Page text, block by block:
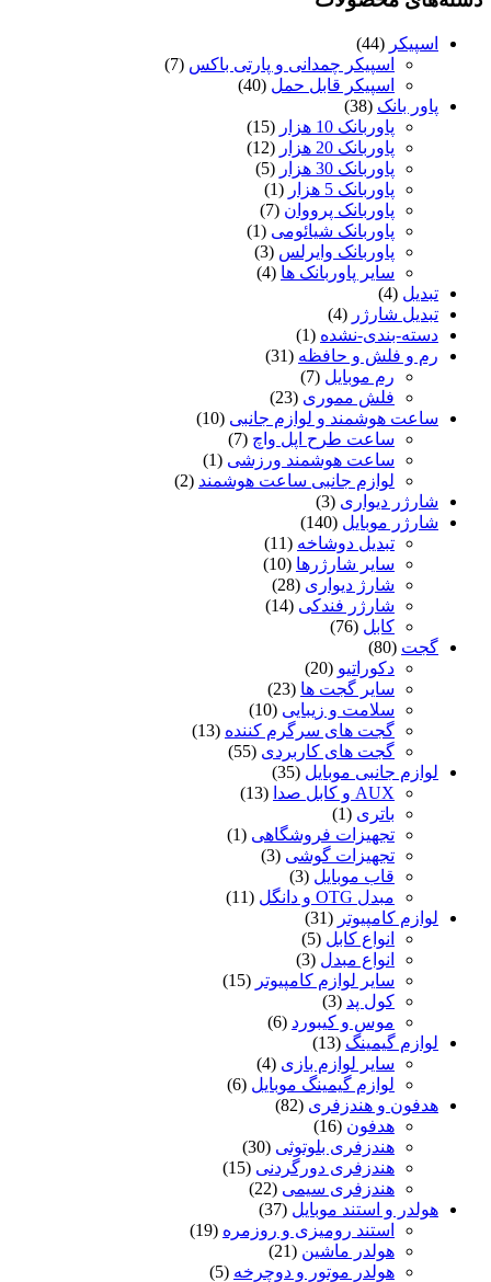
اسپیکر (44)
اسپیکر چمدانی و پارتی باکس (7)
اسپیکر قابل حمل (40)
پاور بانک (38)
پاوربانک 10 هزار
(15)
پاوربانک 20 هزار
(12)
پاوربانک 30 هزار
(5)
پاوربانک 5 هزار
(1)
پاوربانک پرووان (7)
پاوربانک شیائومی (1)
پاوربانک وایرلس (3)
سایر پاوربانک ها (4)
تبدیل (4)
تبدیل شارژر (4)
دسته-بندی-نشده (1)
رم و فلش و حافظه (31)
رم موبایل (7)
فلش مموری (23)
ساعت هوشمند و لوازم جانبی (10)
ساعت طرح اپل واچ (7)
ساعت هوشمند ورزشی (1)
لوازم جانبی ساعت هوشمند (2)
شارژر دیواری (3)
شارژر موبایل (140)
تبدیل دوشاخه (11)
سایر شارژرها (10)
شارژ دیواری (28)
شارژر فندکی (14)
کابل (76)
گجت (80)
دکوراتیو (20)
سایر گجت ها (23)
سلامت و زیبایی (10)
گجت های سرگرم کننده (13)
گجت های کاربردی (55)
لوازم جانبی موبایل (35)
AUX و کابل صدا
(13)
باتری (1)
تجهیزات فروشگاهی (1)
تجهیزات گوشی (3)
قاب موبایل (3)
مبدل OTG و دانگل
(11)
لوازم کامپیوتر (31)
انواع کابل (5)
انواع مبدل (3)
سایر لوازم کامپیوتر (15)
کول پد (3)
موس و کیبورد (6)
لوازم گیمینگ (13)
سایر لوازم بازی (4)
لوازم گیمینگ موبایل (6)
هدفون و هندزفری (82)
هدفون (16)
هندزفری بلوتوثی (30)
هندزفری دورگردنی (15)
هندزفری سیمی (22)
هولدر و استند موبایل (37)
استند رومیزی و روزمره (19)
هولدر ماشین (21)
هولدر موتور و دوچرخه (5)